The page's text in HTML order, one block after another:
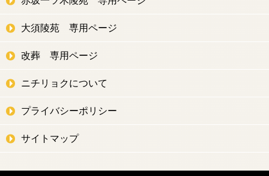
大須陵苑 専用ページ
改葬 専用ページ
ニチリョクについて
プライバシーポリシー
サイトマップ